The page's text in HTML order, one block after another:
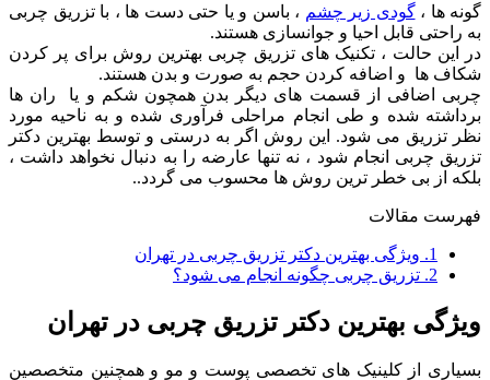
گونه ها ،گودی زیر چشم ، باسن و یا حتی دست ها ، با تزریق چربی
به راحتی قابل احیا و جوانسازی هستند.
در این حالت ، تکنیک های تزریق چربی بهترین روش برای پر کردن
شکاف ها و اضافه کردن حجم به صورت و بدن هستند.
چربی اضافی از قسمت های دیگر بدن همچون شکم و یا ران ها
برداشته شده و طی انجام مراحلی فرآوری شده و به ناحیه مورد
نظر تزریق می شود. این روش اگر به درستی و توسط بهترین دکتر
تزریق چربی انجام شود ، نه تنها عارضه را به دنبال نخواهد داشت ،
بلکه از بی خطر ترین روش ها محسوب می گردد..
فهرست مقالات
1. ویژگی بهترین دکتر تزریق چربی در تهران
2. تزریق چربی چگونه انجام می شود؟
ویژگی بهترین دکتر تزریق چربی در تهران
بسیاری از کلینیک های تخصصی پوست و مو و همچنین متخصصین